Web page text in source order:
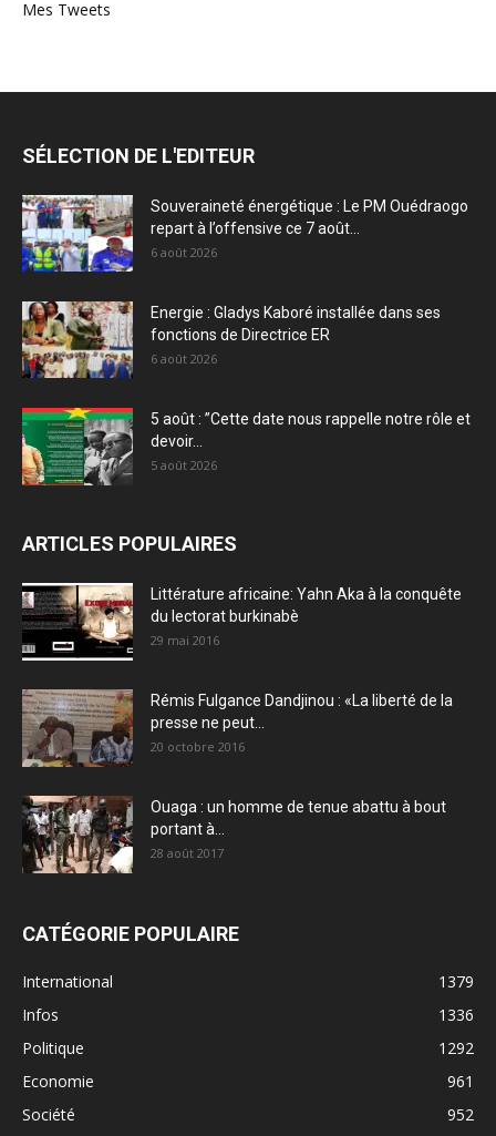
Mes Tweets
SÉLECTION DE L'EDITEUR
Souveraineté énergétique : Le PM Ouédraogo
repart à l’offensive ce 7 août...
6 août 2026
Energie : Gladys Kaboré installée dans ses
fonctions de Directrice ER
6 août 2026
5 août : ”Cette date nous rappelle notre rôle et
devoir...
5 août 2026
ARTICLES POPULAIRES
Littérature africaine: Yahn Aka à la conquête
du lectorat burkinabè
29 mai 2016
Rémis Fulgance Dandjinou : «La liberté de la
presse ne peut...
20 octobre 2016
Ouaga : un homme de tenue abattu à bout
portant à...
28 août 2017
CATÉGORIE POPULAIRE
International
1379
Infos
1336
Politique
1292
Economie
961
Société
952